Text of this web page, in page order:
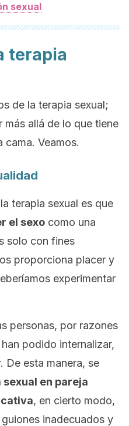
sexual
terapia
de la terapia sexual;
más allá de lo que tiene
cama. Veamos.
terapia sexual es que
el sexo como una
solo con fines
proporciona placer y
experimentar
personas, por razones
podido internalizar,
De esta manera, se
sexual en pareja
, en cierto modo,
inadecuados y